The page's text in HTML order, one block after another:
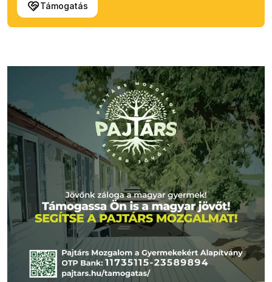
Támogatás